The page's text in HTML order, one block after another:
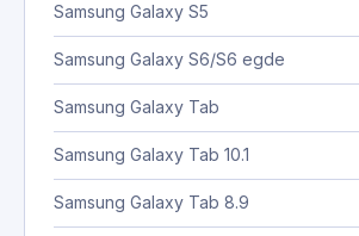
Samsung Galaxy S5
Samsung Galaxy S6/S6 egde
Samsung Galaxy Tab
Samsung Galaxy Tab 10.1
Samsung Galaxy Tab 8.9